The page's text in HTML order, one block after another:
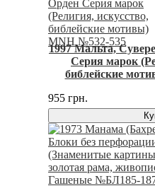
1997 Мальта,
Серия марок
библейские
955 грн.